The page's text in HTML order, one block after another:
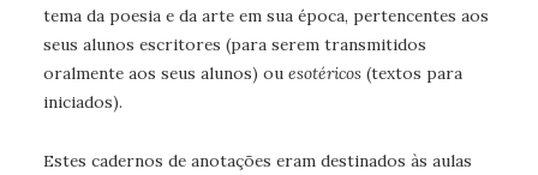
tema da poesia e da arte em sua época, pertencentes aos
seus alunos escritores (para serem transmitidos
oralmente aos seus alunos) ou esotéricos (textos para
iniciados).
Estes cadernos de anotações eram destinados às aulas